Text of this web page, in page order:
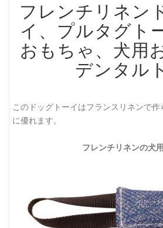
フレンチリネン
イ、プルタグト
おもちゃ、犬用
デンタル
このドッグトーイはフランスリネンで
に優れます。
フレンチリネンの犬